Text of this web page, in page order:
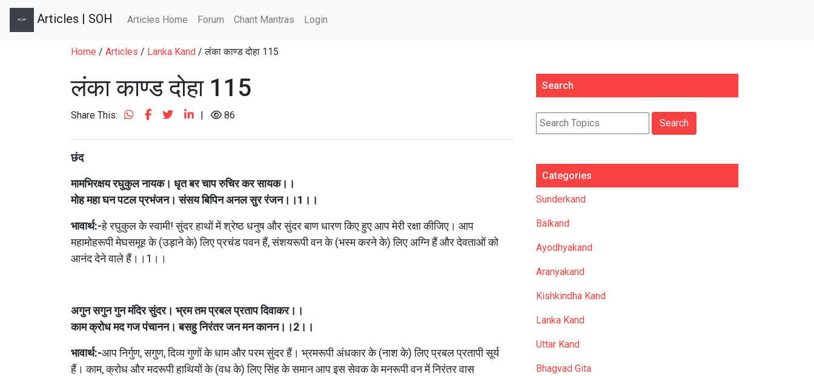
Articles | SOH Articles Home Forum Chant Mantras Login
Home / Articles / Lanka Kand / लंका काण्ड दोहा 115
लंका काण्ड दोहा 115
Share This: | 86
छंद
मामभिरक्षय रघुकुल नायक। धृत बर चाप रुचिर कर सायक।।
मोह महा घन पटल प्रभंजन। संसय बिपिन अनल सुर रंजन।।1।।
भावार्थ:-हे रघुकुल के स्वामी! सुंदर हाथों में श्रेष्ठ धनुष और सुंदर बाण धारण किए हुए आप मेरी रक्षा कीजिए। आप
महामोहरूपी मेघसमूह के (उड़ाने के) लिए प्रचंड पवन हैं, संशयरूपी वन के (भस्म करने के) लिए अग्नि हैं और देवताओं को
आनंद देने वाले हैं।।1।।
अगुन सगुन गुन मंदिर सुंदर। भ्रम तम प्रबल प्रताप दिवाकर।।
काम क्रोध मद गज पंचानन। बसहु निरंतर जन मन कानन।।2।।
भावार्थ:-आप निर्गुण, सगुण, दिव्य गुणों के धाम और परम सुंदर हैं। भ्रमरूपी अंधकार के (नाश के) लिए प्रबल प्रतापी सूर्य
हैं। काम, क्रोध और मदरूपी हाथियों के (वध के) लिए सिंह के समान आप इस सेवक के मनरूपी वन में निरंतर वास
Search
Categories
Sunderkand
Balkand
Ayodhyakand
Aranyakand
Kishkindha Kand
Lanka Kand
Uttar Kand
Bhagvad Gita